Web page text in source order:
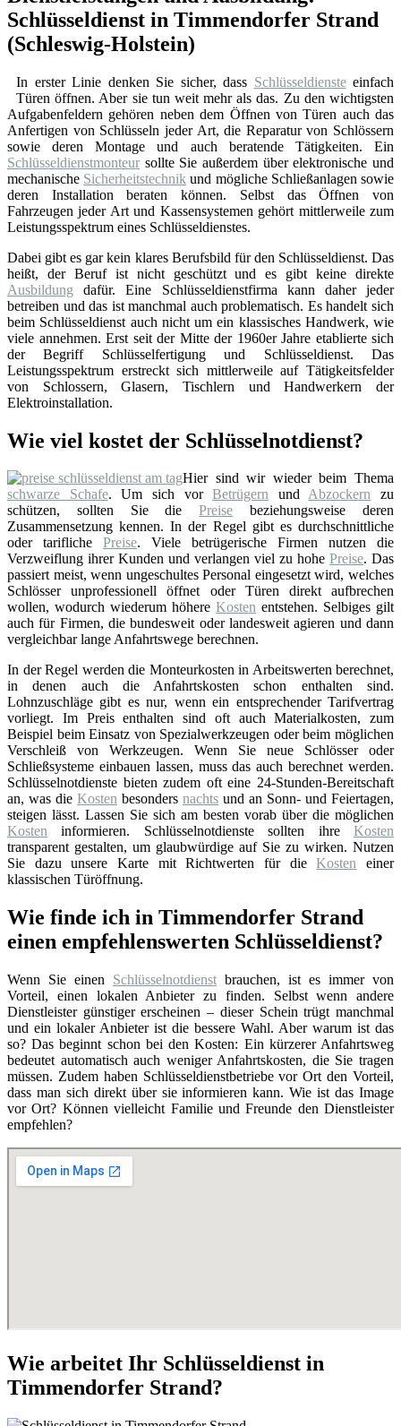
Schlüsseldienst in Timmendorfer Strand
(Schleswig-Holstein)
In erster Linie denken Sie sicher, dass Schlüsseldiensteeinfach
Türen öffnen. Aber sie tun weit mehr als das. Zu den wichtigsten
Aufgabenfeldern gehören neben dem Öffnen von Türen auch das
Anfertigen von Schlüsseln jeder Art, die Reparatur von Schlössern
sowie deren Montage und auch beratende Tätigkeiten. Ein
Schlüsseldienstmonteur sollte Sie außerdem über elektronische und
mechanische Sicherheitstechnik und mögliche Schließanlagen sowie
deren Installation beraten können. Selbst das Öffnen von
Fahrzeugen jeder Art und Kassensystemen gehört mittlerweile zum
Leistungsspektrum eines Schlüsseldienstes.
Dabei gibt es gar kein klares Berufsbild für den Schlüsseldienst. Das
heißt, der Beruf ist nicht geschützt und es gibt keine direkte
Ausbildung dafür. Eine Schlüsseldienstfirma kann daher jeder
betreiben und das ist manchmal auch problematisch. Es handelt sich
beim Schlüsseldienst auch nicht um ein klassisches Handwerk, wie
viele annehmen. Erst seit der Mitte der 1960er Jahre etablierte sich
der Begriff Schlüsselfertigung und Schlüsseldienst. Das
Leistungsspektrum erstreckt sich mittlerweile auf Tätigkeitsfelder
von Schlossern, Glasern, Tischlern und Handwerkern der
Elektroinstallation.
Wie viel kostet der Schlüsselnotdienst?
Hier sind wir wieder beim Thema
schwarze Schafe. Um sich vorBetrügern undAbzockern zu
schützen, sollten Sie diePreise beziehungsweise deren
Zusammensetzung kennen. In der Regel gibt es durchschnittliche
oder tarifliche Preise. Viele betrügerische Firmen nutzen die
Verzweiflung ihrer Kunden und verlangen viel zu hohe Preise. Das
passiert meist, wenn ungeschultes Personal eingesetzt wird, welches
Schlösser unprofessionell öffnet oder Türen direkt aufbrechen
wollen, wodurch wiederum höhere Kosten entstehen. Selbiges gilt
auch für Firmen, die bundesweit oder landesweit agieren und dann
vergleichbar lange Anfahrtswege berechnen.
In der Regel werden die Monteurkosten in Arbeitswerten berechnet,
in denen auch die Anfahrtskosten schon enthalten sind.
Lohnzuschläge gibt es nur, wenn ein entsprechender Tarifvertrag
vorliegt. Im Preis enthalten sind oft auch Materialkosten, zum
Beispiel beim Einsatz von Spezialwerkzeugen oder beim möglichen
Verschleiß von Werkzeugen. Wenn Sie neue Schlösser oder
Schließsysteme einbauen lassen, muss das auch berechnet werden.
Schlüsselnotdienste bieten zudem oft eine 24-Stunden-Bereitschaft
an, was die Kosten besonders nachts und an Sonn- und Feiertagen,
steigen lässt. Lassen Sie sich am besten vorab über die möglichen
Kosten informieren. Schlüsselnotdienste sollten ihre Kosten
transparent gestalten, um glaubwürdige auf Sie zu wirken. Nutzen
Sie dazu unsere Karte mit Richtwerten für dieKosten einer
klassischen Türöffnung.
Wie finde ich in Timmendorfer Strand
einen empfehlenswerten Schlüsseldienst?
Wenn Sie einen Schlüsselnotdienst brauchen, ist es immer von
Vorteil, einen lokalen Anbieter zu finden. Selbst wenn andere
Dienstleister günstiger erscheinen – dieser Schein trügt manchmal
und ein lokaler Anbieter ist die bessere Wahl. Aber warum ist das
so? Das beginnt schon bei den Kosten: Ein kürzerer Anfahrtsweg
bedeutet automatisch auch weniger Anfahrtskosten, die Sie tragen
müssen. Zudem haben Schlüsseldienstbetriebe vor Ort den Vorteil,
dass man sich direkt über sie informieren kann. Wie ist das Image
vor Ort? Können vielleicht Familie und Freunde den Dienstleister
empfehlen?
Wie arbeitet Ihr Schlüsseldienst in
Timmendorfer Strand?